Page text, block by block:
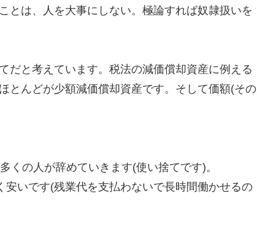
とは、人を大事にしない。極論すれば奴隷扱いを
だと考えています。税法の減価償却資産に例える
とんどが少額減価償却資産です。そして価額(その
の人が辞めていきます(使い捨てです)。
いです(残業代を支払わないで長時間働かせるの